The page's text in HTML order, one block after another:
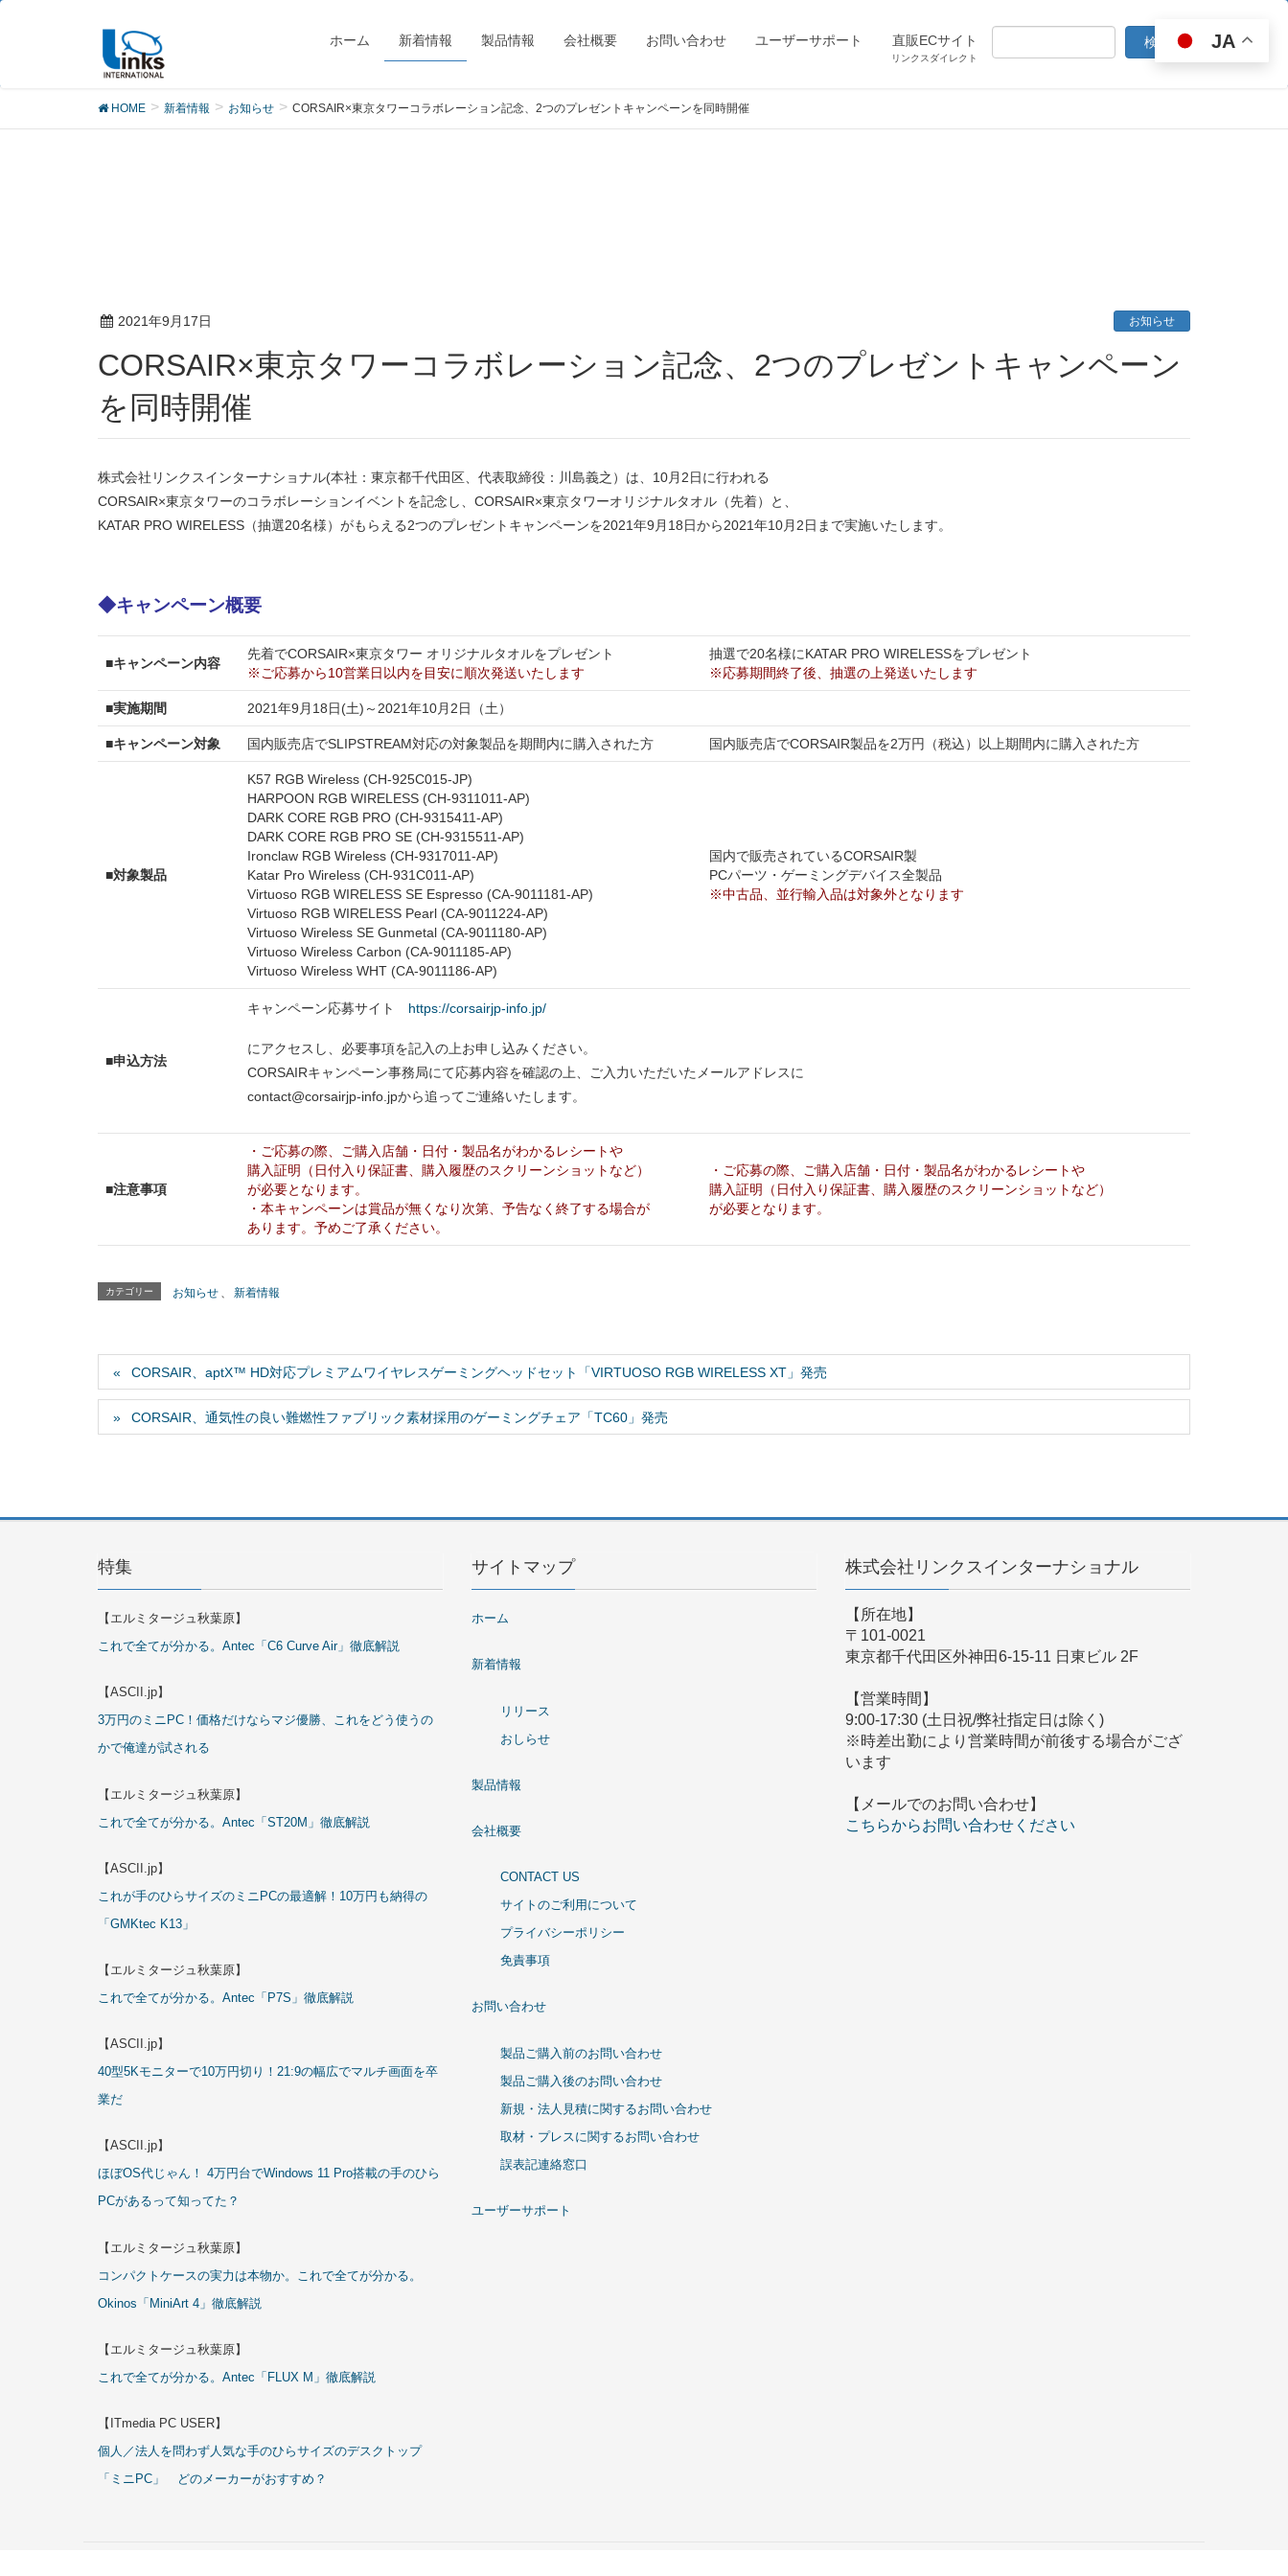
ホーム 新着情報 製品情報 会社概要 お問い合わせ ユーザーサポート 直販ECサイト
リンクスダイレクト
お知らせ
HOME 新着情報 お知らせ CORSAIR×東京タワーコラボレーション記念、2つのプレゼントキャンペーンを同時開催
2021年9月17日 お知らせ
CORSAIR×東京タワーコラボレーション記念、2つのプレゼントキャンペーン
を同時開催
株式会社リンクスインターナショナル(本社：東京都千代田区、代表取締役：川島義之）は、10月2日に行われる
CORSAIR×東京タワーのコラボレーションイベントを記念し、CORSAIR×東京タワーオリジナルタオル（先着）と、
KATAR PRO WIRELESS（抽選20名様）がもらえる2つのプレゼントキャンペーンを2021年9月18日から2021年10月2日まで実施いたします。
◆キャンペーン概要
■キャンペーン内容
先着でCORSAIR×東京タワー オリジナルタオルをプレゼント
※ご応募から10営業日以内を目安に順次発送いたします
抽選で20名様にKATAR PRO WIRELESSをプレゼント
※応募期間終了後、抽選の上発送いたします
■実施期間 2021年9月18日(土)～2021年10月2日（土）
■キャンペーン対象 国内販売店でSLIPSTREAM対応の対象製品を期間内に購入された方 国内販売店でCORSAIR製品を2万円（税込）以上期間内に購入された方
■対象製品
K57 RGB Wireless (CH-925C015-JP)
HARPOON RGB WIRELESS (CH-9311011-AP)
DARK CORE RGB PRO (CH-9315411-AP)
DARK CORE RGB PRO SE (CH-9315511-AP)
Ironclaw RGB Wireless (CH-9317011-AP)
Katar Pro Wireless (CH-931C011-AP)
Virtuoso RGB WIRELESS SE Espresso (CA-9011181-AP)
Virtuoso RGB WIRELESS Pearl (CA-9011224-AP)
Virtuoso Wireless SE Gunmetal (CA-9011180-AP)
Virtuoso Wireless Carbon (CA-9011185-AP)
Virtuoso Wireless WHT (CA-9011186-AP)
国内で販売されているCORSAIR製
PCパーツ・ゲーミングデバイス全製品
※中古品、並行輸入品は対象外となります
■申込方法
キャンペーン応募サイト https://corsairjp-info.jp/
にアクセスし、必要事項を記入の上お申し込みください。
CORSAIRキャンペーン事務局にて応募内容を確認の上、ご入力いただいたメールアドレスに
contact@corsairjp-info.jpから追ってご連絡いたします。
■注意事項
・ご応募の際、ご購入店舗・日付・製品名がわかるレシートや
購入証明（日付入り保証書、購入履歴のスクリーンショットなど）
が必要となります。
・本キャンペーンは賞品が無くなり次第、予告なく終了する場合が
あります。予めご了承ください。
・ご応募の際、ご購入店舗・日付・製品名がわかるレシートや
購入証明（日付入り保証書、購入履歴のスクリーンショットなど）
が必要となります。
カテゴリー お知らせ 、 新着情報
CORSAIR、aptX™ HD対応プレミアムワイヤレスゲーミングヘッドセット「VIRTUOSO RGB WIRELESS XT」発売
CORSAIR、通気性の良い難燃性ファブリック素材採用のゲーミングチェア「TC60」発売
特集
【エルミタージュ秋葉原】
これで全てが分かる。Antec「C6 Curve Air」徹底解説
【ASCII.jp】
3万円のミニPC！価格だけならマジ優勝、これをどう使うの
かで俺達が試される
【エルミタージュ秋葉原】
これで全てが分かる。Antec「ST20M」徹底解説
【ASCII.jp】
これが手のひらサイズのミニPCの最適解！10万円も納得の
「GMKtec K13」
【エルミタージュ秋葉原】
これで全てが分かる。Antec「P7S」徹底解説
【ASCII.jp】
40型5Kモニターで10万円切り！21:9の幅広でマルチ画面を卒
業だ
【ASCII.jp】
ほぼOS代じゃん！ 4万円台でWindows 11 Pro搭載の手のひら
PCがあるって知ってた？
【エルミタージュ秋葉原】
コンパクトケースの実力は本物か。これで全てが分かる。
Okinos「MiniArt 4」徹底解説
【エルミタージュ秋葉原】
これで全てが分かる。Antec「FLUX M」徹底解説
【ITmedia PC USER】
個人／法人を問わず人気な手のひらサイズのデスクトップ
「ミニPC」 どのメーカーがおすすめ？
サイトマップ
ホーム
新着情報
リリース
おしらせ
製品情報
会社概要
CONTACT US
サイトのご利用について
プライバシーポリシー
免責事項
お問い合わせ
製品ご購入前のお問い合わせ
製品ご購入後のお問い合わせ
新規・法人見積に関するお問い合わせ
取材・プレスに関するお問い合わせ
誤表記連絡窓口
ユーザーサポート
株式会社リンクスインターナショナル
【所在地】
〒101-0021
東京都千代田区外神田6-15-11 日東ビル 2F
【営業時間】
9:00-17:30 (土日祝/弊社指定日は除く)
※時差出勤により営業時間が前後する場合がござ
います
【メールでのお問い合わせ】
こちらからお問い合わせください
JA